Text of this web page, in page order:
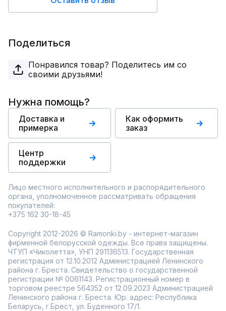
Поделиться
Понравился товар? Поделитесь им со
своими друзьями!
Нужна помощь?
Доставка и
примерка
Как оформить
заказ
Центр
поддержки
Лицо местного исполнительного и распорядительного
органа, уполномоченное рассматривать обращения
покупателей:
+375 162 30-18-45
Copyright 2012-2026 © Ramonki.by - интернет-магазин
фирменной белорусской одежды. Все права защищены.
ЧТУП «Чиколетта», УНП 291136513. Государственная
регистрация от 12.10.2012 Администрацией Ленинского
района г. Бреста. Свидетельство о государственной
регистрации № 0061143. Регистрационный номер в
торговом реестре 564352 от 12.09.2023 Администрацией
Ленинского района г. Бреста. Юр. адрес: Республика
Беларусь, г.Брест, ул. Буденного 17/1.